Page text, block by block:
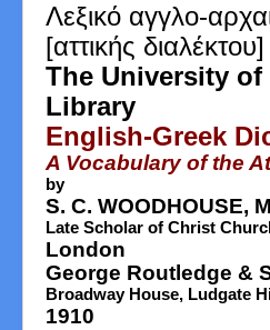
Λεξικό αγγλο-
[αττικής διαλέκτου]
The University of
Library
English-Greek
A Vocabulary of the
by
S. C. WOODHOUSE,
Late Scholar of Christ
London
George Routledge &
Broadway House, Ludgate
1910